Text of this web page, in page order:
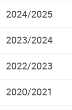
2024/2025
2023/2024
2022/2023
2020/2021